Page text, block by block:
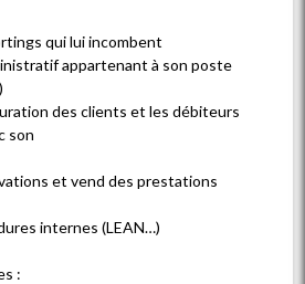
qui lui incombent
appartenant à son poste
des clients et les débiteurs
son
et vend des prestations
internes (LEAN…)
: